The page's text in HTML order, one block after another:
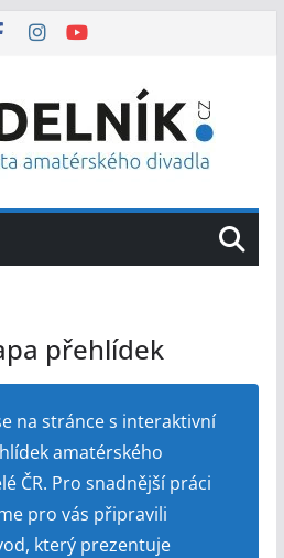
přehlídek
na stránce s interaktivní
amatérského
ČR. Pro snadnější práci
pro vás připravili
který prezentuje